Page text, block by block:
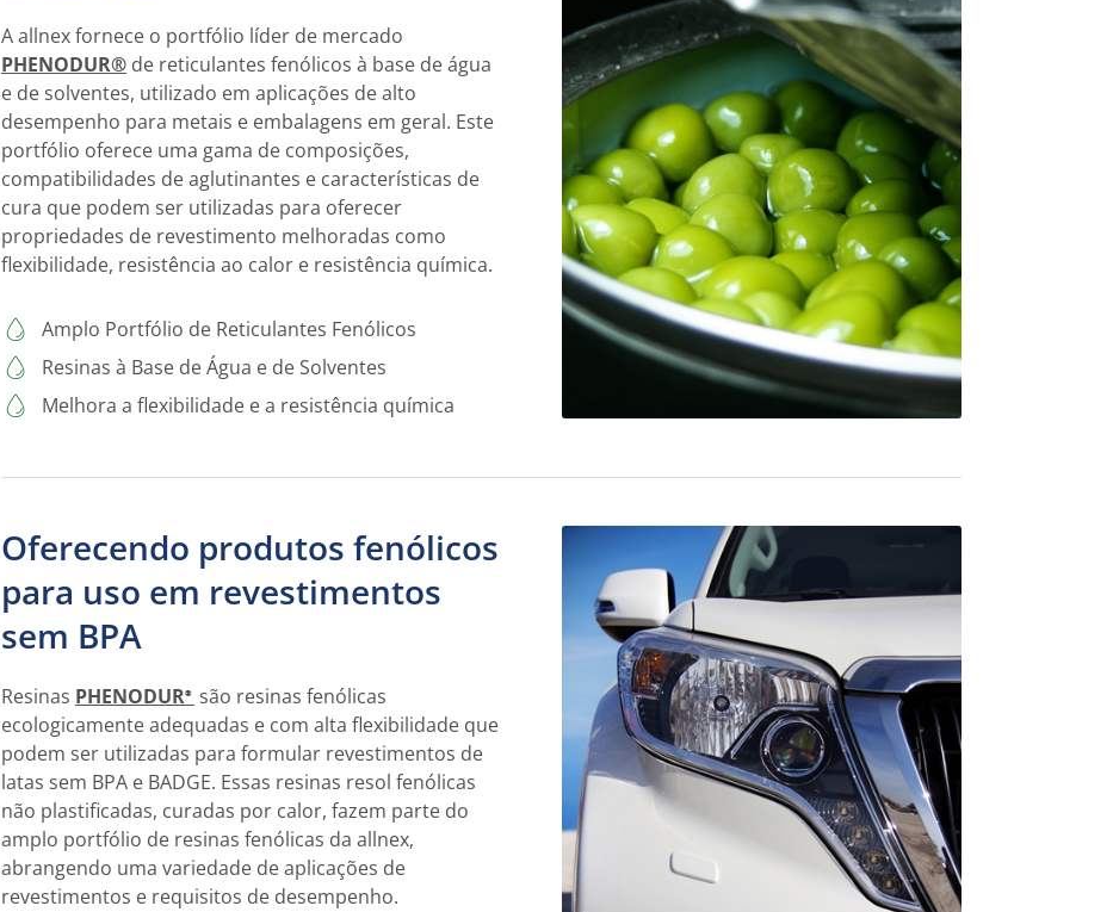
A allnex fornece o portfólio líder de mercado
PHENODUR® de reticulantes fenólicos à base de água
e de solventes, utilizado em aplicações de alto
desempenho para metais e embalagens em geral. Este
portfólio oferece uma gama de composições,
compatibilidades de aglutinantes e características de
cura que podem ser utilizadas para oferecer
propriedades de revestimento melhoradas como
flexibilidade, resistência ao calor e resistência química.
Amplo Portfólio de Reticulantes Fenólicos
Resinas à Base de Água e de Solventes
Melhora a flexibilidade e a resistência química
Oferecendo produtos fenólicos
para uso em revestimentos
sem BPA
Resinas PHENODUR® são resinas fenólicas
ecologicamente adequadas e com alta flexibilidade que
podem ser utilizadas para formular revestimentos de
latas sem BPA e BADGE. Essas resinas resol fenólicas
não plastificadas, curadas por calor, fazem parte do
amplo portfólio de resinas fenólicas da allnex,
abrangendo uma variedade de aplicações de
revestimentos e requisitos de desempenho.